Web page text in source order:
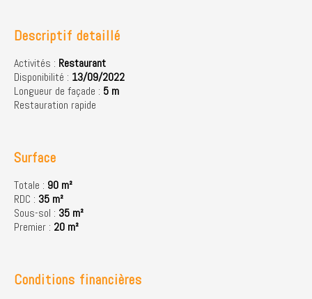
Descriptif detaillé
Activités : Restaurant
Disponibilité : 13/09/2022
Longueur de façade : 5 m
Restauration rapide
Surface
Totale : 90 m²
RDC : 35 m²
Sous-sol : 35 m²
Premier : 20 m²
Conditions financières